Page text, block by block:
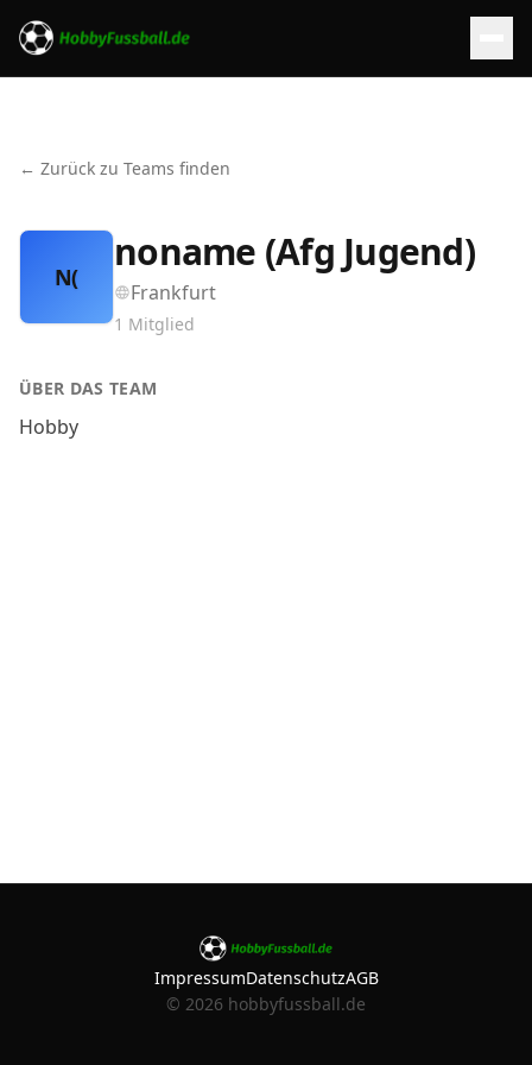
← Zurück zu Teams finden
N(
noname (Afg Jugend)
Frankfurt
1 Mitglied
ÜBER DAS TEAM
Hobby
ImpressumDatenschutzAGB
© 2026 hobbyfussball.de